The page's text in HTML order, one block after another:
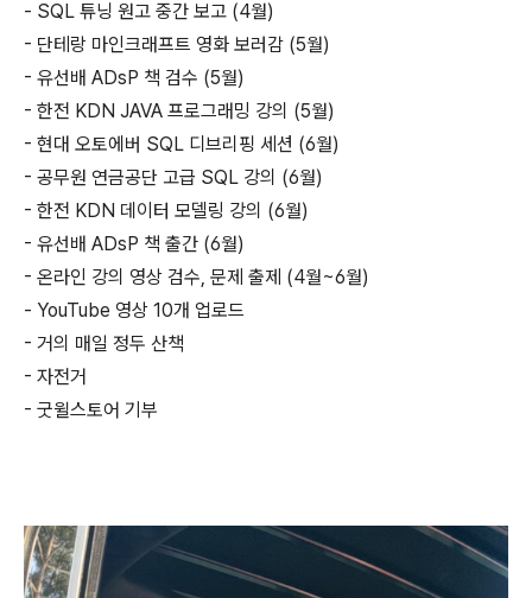
- SQL 튜닝 원고 중간 보고 (4월)
- 단테랑 마인크래프트 영화 보러감 (5월)
- 유선배 ADsP 책 검수 (5월)
- 한전 KDN JAVA 프로그래밍 강의 (5월)
- 현대 오토에버 SQL 디브리핑 세션 (6월)
- 공무원 연금공단 고급 SQL 강의 (6월)
- 한전 KDN 데이터 모델링 강의 (6월)
- 유선배 ADsP 책 출간 (6월)
- 온라인 강의 영상 검수, 문제 출제 (4월~6월)
- YouTube 영상 10개 업로드
- 거의 매일 정두 산책
- 자전거
- 굿윌스토어 기부